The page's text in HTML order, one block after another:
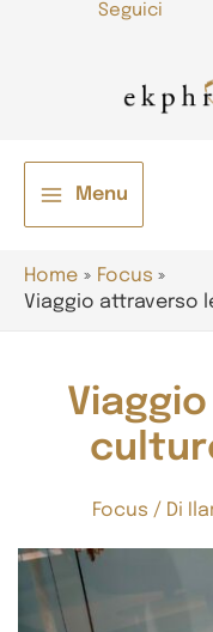
Seguici
Main
Menu
Menu
Home
Focus
Viaggio attraverso
Focus / Di